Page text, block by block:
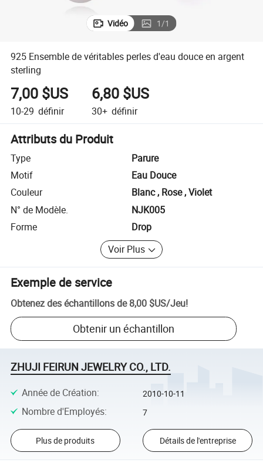
Vidéo 1/1
925 Ensemble de véritables perles d'eau douce en argent
sterling
7,00 $US
10-29 définir
6,80 $US
30+ définir
Attributs du Produit
Type
Parure
Motif
Eau Douce
Couleur
Blanc , Rose , Violet
N° de Modèle.
NJK005
Forme
Drop
Voir Plus
Exemple de service
Obtenez des échantillons de 8,00 $US/Jeu!
Obtenir un échantillon
ZHUJI FEIRUN JEWELRY CO., LTD.
Année de Création: 2010-10-11
Nombre d'Employés: 7
Plus de produits Détails de l'entreprise